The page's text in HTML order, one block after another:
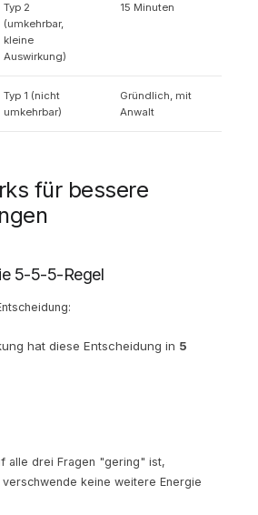
Typ 2
(umkehrbar,
kleine
Auswirkung)
15 Minuten
Typ 1 (nicht
umkehrbar)
Gründlich, mit
Anwalt
für bessere
5-5-5-Regel
hat diese Entscheidung in 5
alle drei Fragen "gering" ist,
keine weitere Energie